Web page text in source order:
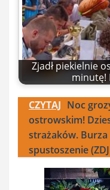
Zjadł piekielnie
minutę!
CZYTAJ Noc
ostrowskim!
strażaków. Burza
spustoszenie